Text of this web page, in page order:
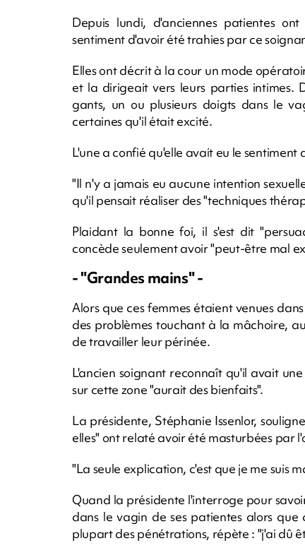
Depuis lundi, d'anciennes patientes
sentiment d'avoir été trahies par ce
Elles ont décrit à la cour un mode
et la dirigeait vers leurs parties intimes.
gants, un ou plusieurs doigts dans le
certaines qu'il était excité.
L'une a confié qu'elle avait eu le sentiment
"Il n'y a jamais eu aucune intention
qu'il pensait réaliser des "techniques
Plaidant la bonne foi, il s'est dit
concède seulement avoir "peut-être mal
- "Grandes mains" -
Alors que ces femmes étaient venues
des problèmes touchant à la mâchoire,
de travailler leur périnée.
L'ancien soignant reconnaît qu'il avait
sur cette zone "aurait des bienfaits".
La présidente, Stéphanie Issenlor,
elles" ont relaté avoir été masturbées par
"La seule explication, c'est que je me suis
Quand la présidente l'interroge pour
dans le vagin de ses patientes alors
plupart des pénétrations, répète : "j'ai dû